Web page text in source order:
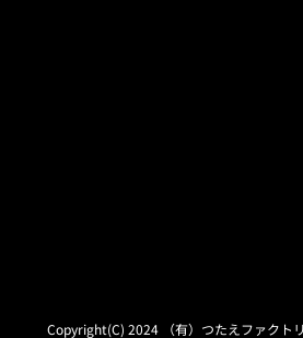
Copyright(C) 2024 （有）つたえファクト